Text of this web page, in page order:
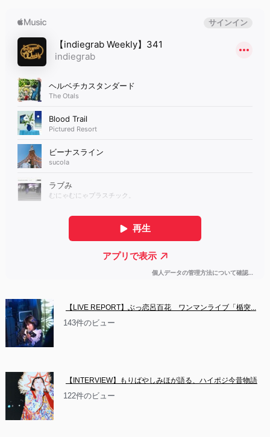
【LIVE REPORT】ぶっ恋呂百花　ワンマンライブ「楯突...
143件のビュー
【INTERVIEW】もりばやしみほが語る、ハイポジ今昔物語
122件のビュー